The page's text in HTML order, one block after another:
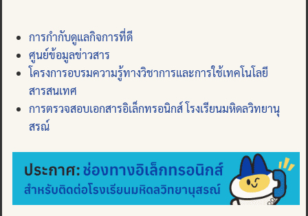
การกำกับดูแลกิจการที่ดี
ศูนย์ข้อมูลข่าวสาร
โครงการอบรมความรู้ทางวิชาการและการใช้เทคโนโลยี
สารสนเทศ
การตรวจสอบเอกสารอิเล็กทรอนิกส์ โรงเรียนมหิดลวิทยานุ
สรณ์